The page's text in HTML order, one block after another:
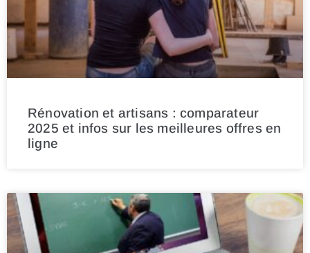
Rénovation et artisans : comparateur
2025 et infos sur les meilleures offres en
ligne